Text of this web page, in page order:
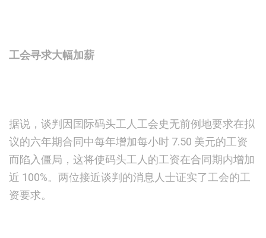
工会寻求大幅加薪
据说，谈判因国际码头工人工会史无前例地要求在拟
议的六年期合同中每年增加每小时 7.50 美元的工资
而陷入僵局，这将使码头工人的工资在合同期内增加
近 100%。两位接近谈判的消息人士证实了工会的工
资要求。